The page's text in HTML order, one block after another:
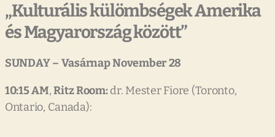
„Kulturális külömbségek Amerika
és Magyarország között”
SUNDAY – VasárnapNovember28
10:15AM,RitzRoom:dr. Mester Fiore (Toronto,
Ontario, Canada):